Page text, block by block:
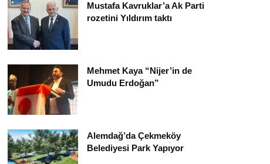
Mustafa Kavruklar’a Ak Parti
rozetini Yıldırım taktı
Mehmet Kaya “Nijer’in de
Umudu Erdoğan”
Alemdağ’da Çekmeköy
Belediyesi Park Yapıyor